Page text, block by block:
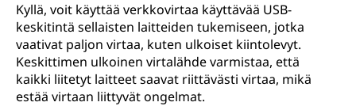
Kyllä, voit käyttää verkkovirtaa käyttävää USB-
keskitintä sellaisten laitteiden tukemiseen, jotka
vaativat paljon virtaa, kuten ulkoiset kiintolevyt.
Keskittimen ulkoinen virtalähde varmistaa, että
kaikki liitetyt laitteet saavat riittävästi virtaa, mikä
estää virtaan liittyvät ongelmat.